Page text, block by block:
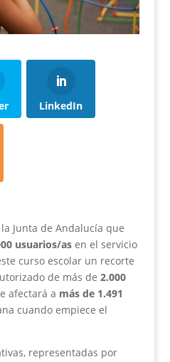
LinkedIn
Junta de Andalucía que
usuarios/asen el servicio
curso escolar un recorte
de más de 2.000
afectará a más de 1.491
cuando empiece el
representadas por